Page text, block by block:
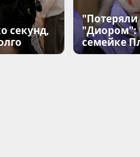
секунд,
"Потеряли
"Диором":
семейке